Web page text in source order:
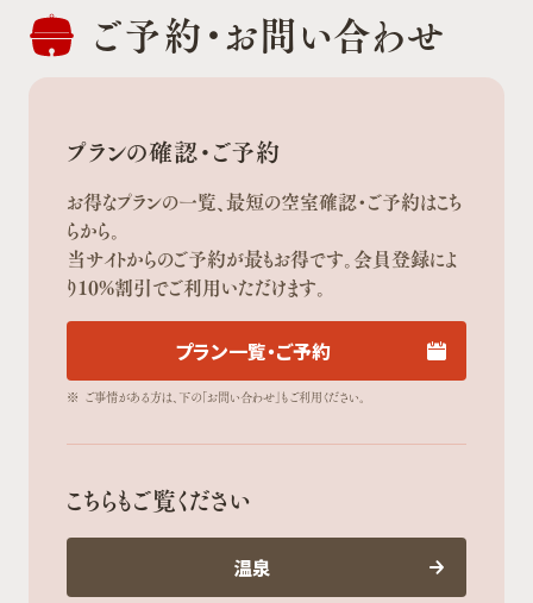
ご予約・お問い合わせ
プランの確認・ご予約
お得なプランの一覧、最短の空室確認・ご予約はこち
らから。
当サイトからのご予約が最もお得です。会員登録によ
り10%割引でご利用いただけます。
プラン一覧・ご予約
※ ご事情がある方は、下の「お問い合わせ」もご利用ください。
こちらもご覧ください
温泉